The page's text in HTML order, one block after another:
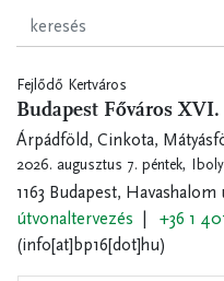
Fejlődő Kertváros
Budapest Főváros
Árpádföld, Cinkota,
2026. augusztus 7. péntek,
1163 Budapest, Havashalom
útvonaltervezés
+36 1
(info[at]bp16[dot]hu)